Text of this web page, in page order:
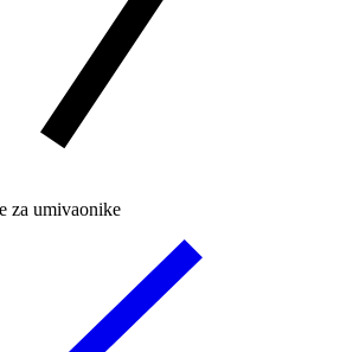
za umivaonike